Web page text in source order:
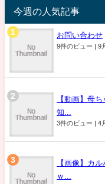
今週の人気記事
お問い合わせ
9件のビュー | 9
【動画】母
知...
3件のビュー | 4
【画像】カ
ｗ...